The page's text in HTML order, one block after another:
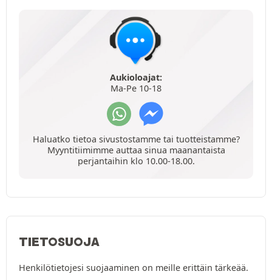
Aukioloajat:
Ma-Pe 10-18
Haluatko tietoa sivustostamme tai tuotteistamme?
Myyntitiimimme auttaa sinua maanantaista
perjantaihin klo 10.00-18.00.
TIETOSUOJA
Henkilötietojesi suojaaminen on meille erittäin tärkeää.